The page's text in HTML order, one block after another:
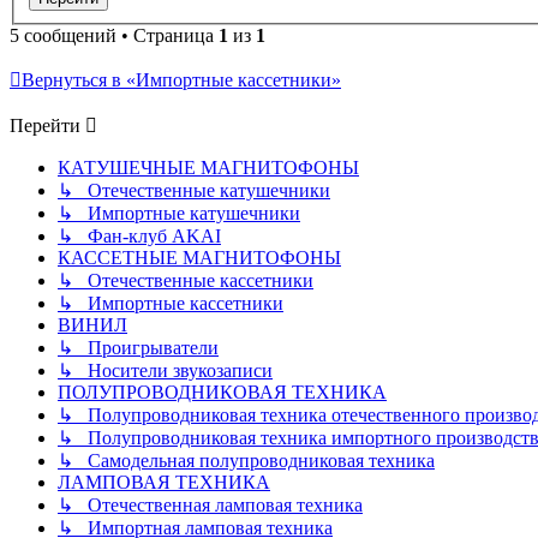
5 сообщений • Страница 1 из 1
Вернуться в «Импортные кассетники»
Перейти
КАТУШЕЧНЫЕ МАГНИТОФОНЫ
↳ Отечественные катушечники
↳ Импортные катушечники
↳ Фан-клуб AKAI
КАССЕТНЫЕ МАГНИТОФОНЫ
↳ Отечественные кассетники
↳ Импортные кассетники
ВИНИЛ
↳ Проигрыватели
↳ Носители звукозаписи
ПОЛУПРОВОДНИКОВАЯ ТЕХНИКА
↳ Полупроводниковая техника отечественного
↳ Полупроводниковая техника импортного
↳ Самодельная полупроводниковая техника
ЛАМПОВАЯ ТЕХНИКА
↳ Отечественная ламповая техника
↳ Импортная ламповая техника